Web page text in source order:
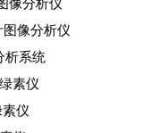
像分析仪
图像分析仪
析系统
素仪
仪